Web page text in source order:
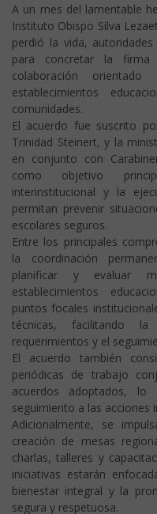
A un mes del lamentable
Instituto Obispo Silva
perdió la vida,
para concretar la
colaboración
establecimientos
comunidades.
El acuerdo fue suscrito
Trinidad Steinert, y la
en conjunto con
como objetivo
interinstitucional y la
permitan prevenir
escolares seguros.
Entre los principales
la coordinación
planificar y evaluar
establecimientos
puntos focales
técnicas, facilitando
requerimientos y el
El acuerdo también
periódicas de trabajo
acuerdos adoptados,
seguimiento a las acciones
Adicionalmente, se
creación de mesas
charlas, talleres y
iniciativas estarán
bienestar integral y la
segura y respetuosa.